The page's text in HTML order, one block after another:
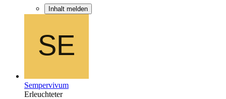
Inhalt melden
Sempervivum
Erleuchteter